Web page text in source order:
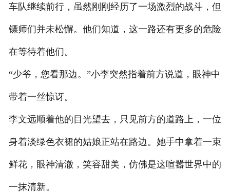
车队继续前行，虽然刚刚经历了一场激烈的战斗，但
镖师们并未松懈。他们知道，这一路还有更多的危险
在等待着他们。
“少爷，您看那边。”小李突然指着前方说道，眼神中
带着一丝惊讶。
李文远顺着他的目光望去，只见前方的道路上，一位
身着淡绿色衣裙的姑娘正站在路边。她手中拿着一束
鲜花，眼神清澈，笑容甜美，仿佛是这喧嚣世界中的
一抹清新。